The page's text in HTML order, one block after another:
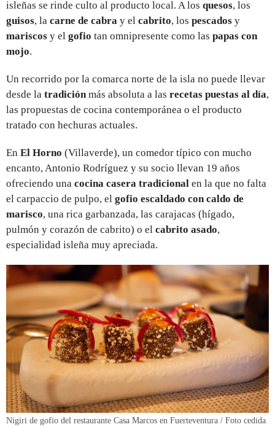
isleñas se rinde culto al producto local. A los quesos, los
guisos, la carne de cabra y el cabrito, los pescados y
mariscos y el gofio tan omnipresente como las papas con
mojo.
Un recorrido por la comarca norte de la isla no puede llevar
desde la tradición más absoluta a las recetas puestas al día,
las propuestas de cocina contemporánea o el producto
tratado con hechuras actuales.
En El Horno (Villaverde), un comedor típico con mucho
encanto, Antonio Rodríguez y su socio llevan 19 años
ofreciendo una cocina casera tradicional en la que no falta
el carpaccio de pulpo, el gofio escaldado con caldo de
marisco, una rica garbanzada, las carajacas (hígado,
pulmón y corazón de cabrito) o el cabrito asado,
especialidad isleña muy apreciada.
Nigiri de gofio del restaurante Casa Marcos en Fuerteventura / Foto cedida